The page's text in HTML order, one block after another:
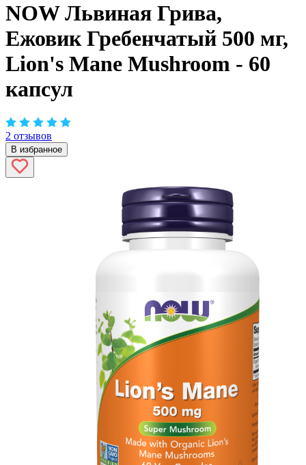
NOW Львиная Грива,
Ежовик Гребенчатый 500 мг,
Lion's Mane Mushroom - 60
капсул
2 отзывов
В избранное